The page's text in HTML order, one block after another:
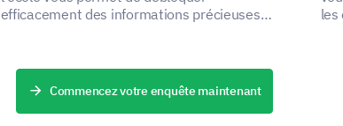
efficacement des informations précieuses
les
Commencez votre enquête maintenant